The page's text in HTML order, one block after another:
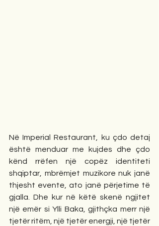
Në Imperial Restaurant, ku çdo detaj
është menduar me kujdes dhe çdo
kënd rrëfen një copëz identiteti
shqiptar, mbrëmjet muzikore nuk janë
thjesht evente, ato janë përjetime të
gjalla. Dhe kur në këtë skenë ngjitet
një emër si Ylli Baka, gjithçka merr një
tjetër ritëm, një tjetër energji, një tjetër